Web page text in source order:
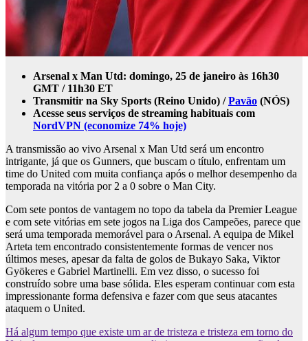
Arsenal x Man Utd: domingo, 25 de janeiro às 16h30
GMT / 11h30 ET
Transmitir na Sky Sports (Reino Unido) /Pavão (NÓS)
Acesse seus serviços de streaming habituais com
NordVPN (economize 74% hoje)
A transmissão ao vivo Arsenal x Man Utd será um encontro
intrigante, já que os Gunners, que buscam o título, enfrentam um
time do United com muita confiança após o melhor desempenho da
temporada na vitória por 2 a 0 sobre o Man City.
Com sete pontos de vantagem no topo da tabela da Premier League
e com sete vitórias em sete jogos na Liga dos Campeões, parece que
será uma temporada memorável para o Arsenal. A equipa de Mikel
Arteta tem encontrado consistentemente formas de vencer nos
últimos meses, apesar da falta de golos de Bukayo Saka, Viktor
Gyökeres e Gabriel Martinelli. Em vez disso, o sucesso foi
construído sobre uma base sólida. Eles esperam continuar com esta
impressionante forma defensiva e fazer com que seus atacantes
ataquem o United.
Há algum tempo que existe um ar de tristeza e tristeza em torno do